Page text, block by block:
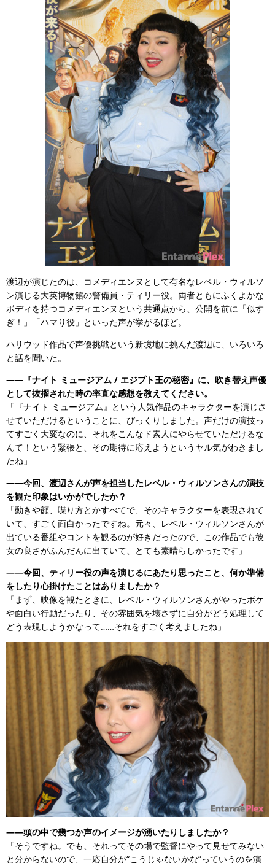
渡辺が演じたのは、コメディエンヌとして有名なレベル・ウィルソ
ン演じる大英博物館の警備員・ティリー役。両者ともにふくよかな
ボディを持つコメディエンヌという共通点から、公開を前に「似す
ぎ！」「ハマり役」といった声が挙がるほど。
ハリウッド作品で声優挑戦という新境地に挑んだ渡辺に、いろいろ
と話を聞いた。
――『ナイト ミュージアム / エジプト王の秘密』に、吹き替え声優
として抜擢された時の率直な感想を教えてください。
「『ナイト ミュージアム』という人気作品のキャラクターを演じさ
せていただけるということに、びっくりしました。声だけの演技っ
てすごく大変なのに、それをこんなド素人にやらせていただけるな
んて！という緊張と、その期待に応えようというヤル気がわきまし
たね」
――今回、渡辺さんが声を担当したレベル・ウィルソンさんの演技
を観た印象はいかがでしたか？
「動きや顔、喋り方とかすべてで、そのキャラクターを表現されて
いて、すごく面白かったですね。元々、レベル・ウィルソンさんが
出ている番組やコントを観るのが好きだったので、この作品でも彼
女の良さがふんだんに出ていて、とても素晴らしかったです」
――今回、ティリー役の声を演じるにあたり思ったこと、何か準備
をしたり心掛けたことはありましたか？
「まず、映像を観たときに、レベル・ウィルソンさんがやったボケ
や面白い行動だったり、その雰囲気を壊さずに自分がどう処理して
どう表現しようかなって……それをすごく考えましたね」
――頭の中で幾つか声のイメージが湧いたりしましたか？
「そうですね。でも、それってその場で監督にやって見せてみない
と分からないので、一応自分が“こうじゃないかな”っていうのを演